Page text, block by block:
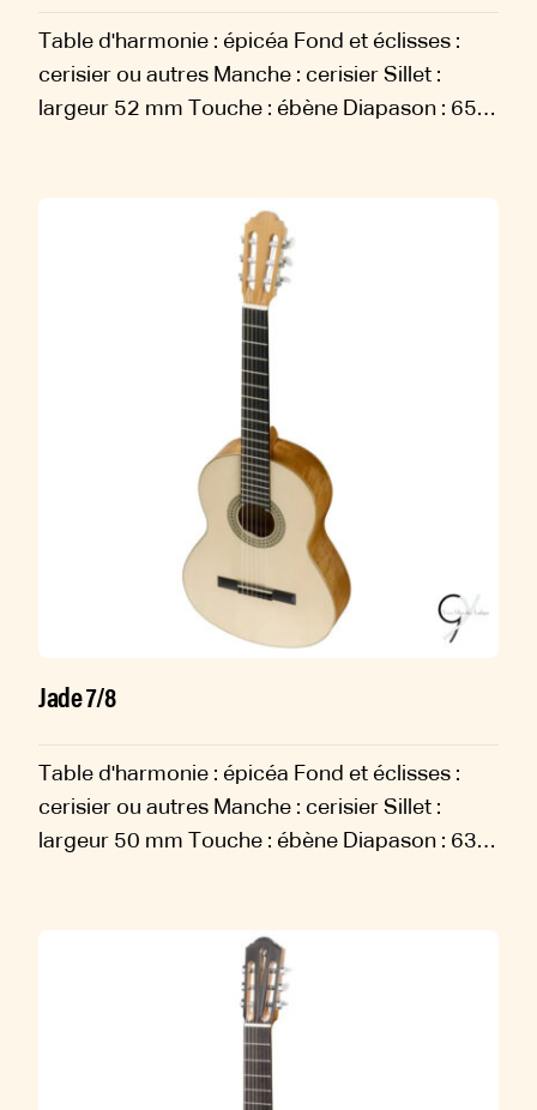
Table d'harmonie : épicéa Fond et éclisses :
cerisier ou autres Manche : cerisier Sillet :
largeur 52 mm Touche : ébène Diapason : 650
Jade 7/8
Table d'harmonie : épicéa Fond et éclisses :
cerisier ou autres Manche : cerisier Sillet :
largeur 50 mm Touche : ébène Diapason : 635